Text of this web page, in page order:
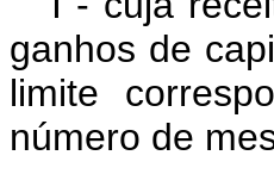
ganhos de
limite
número de